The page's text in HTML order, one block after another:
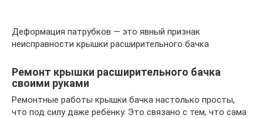
Деформация патрубков — это явный признак
неисправности крышки расширительного бачка
Ремонт крышки расширительного бачка
своими руками
Ремонтные работы крышки бачка настолько просты,
что под силу даже ребёнку. Это связано с тем, что сама